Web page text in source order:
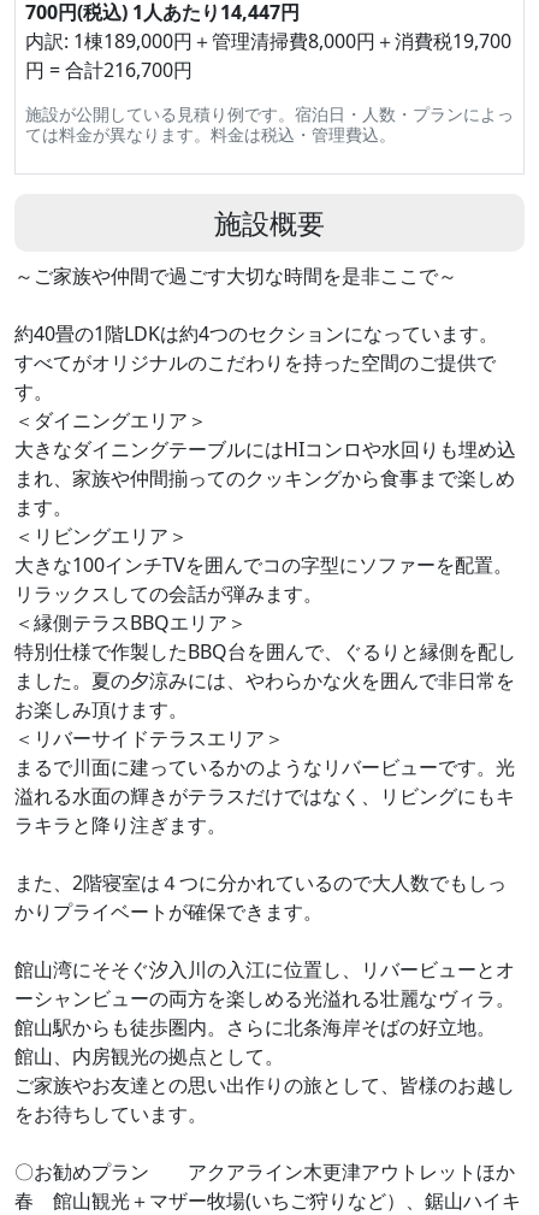
700円(税込) 1人あたり14,447円
内訳: 1棟189,000円＋管理清掃費8,000円＋消費税19,700
円 = 合計216,700円
施設が公開している見積り例です。宿泊日・人数・プランによっ
ては料金が異なります。料金は税込・管理費込。
施設概要
～ご家族や仲間で過ごす大切な時間を是非ここで～
約40畳の1階LDKは約4つのセクションになっています。
すべてがオリジナルのこだわりを持った空間のご提供で
す。
＜ダイニングエリア＞
大きなダイニングテーブルにはHIコンロや水回りも埋め込
まれ、家族や仲間揃ってのクッキングから食事まで楽しめ
ます。
＜リビングエリア＞
大きな100インチTVを囲んでコの字型にソファーを配置。
リラックスしての会話が弾みます。
＜縁側テラスBBQエリア＞
特別仕様で作製したBBQ台を囲んで、ぐるりと縁側を配し
ました。夏の夕涼みには、やわらかな火を囲んで非日常を
お楽しみ頂けます。
＜リバーサイドテラスエリア＞
まるで川面に建っているかのようなリバービューです。光
溢れる水面の輝きがテラスだけではなく、リビングにもキ
ラキラと降り注ぎます。
また、2階寝室は４つに分かれているので大人数でもしっ
かりプライベートが確保できます。
館山湾にそそぐ汐入川の入江に位置し、リバービューとオ
ーシャンビューの両方を楽しめる光溢れる壮麗なヴィラ。
館山駅からも徒歩圏内。さらに北条海岸そばの好立地。
館山、内房観光の拠点として。
ご家族やお友達との思い出作りの旅として、皆様のお越し
をお待ちしています。
〇お勧めプラン アクアライン木更津アウトレットほか
春 館山観光＋マザー牧場(いちご狩りなど）、鋸山ハイキ